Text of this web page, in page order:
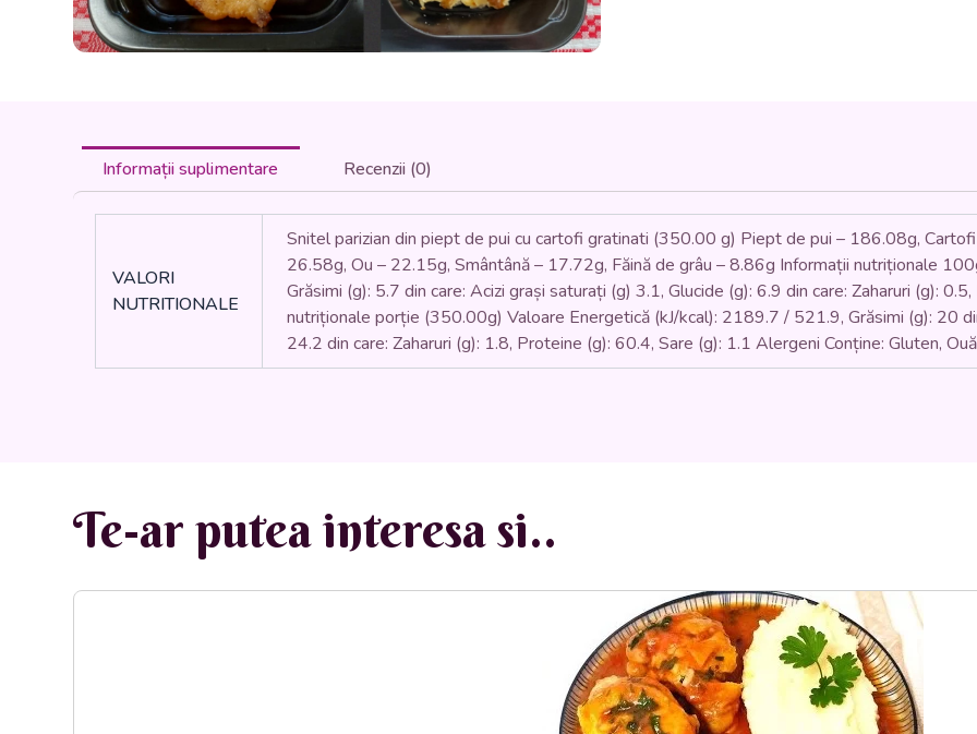
CU
CARTOFI
smantana,
cascaval)
-
350
Informații suplimentare Recenzii (0)
VALORI
NUTRITIONALE
Snitel parizian din piept de pui cu cartofi gratinati (350.00 g) Piept de pui – 186.08g,
26.58g, Ou – 22.15g, Smântână – 17.72g, Făină de grâu – 8.86g Informații nutriționale
Grăsimi (g): 5.7 din care: Acizi grași saturați (g) 3.1, Glucide (g): 6.9 din care: Zaharuri (g):
nutriționale porție (350.00g) Valoare Energetică (kJ/kcal): 2189.7 / 521.9, Grăsimi (g): 20
24.2 din care: Zaharuri (g): 1.8, Proteine (g): 60.4, Sare (g): 1.1 Alergeni Conține: Gluten,
Te-ar putea interesa si..